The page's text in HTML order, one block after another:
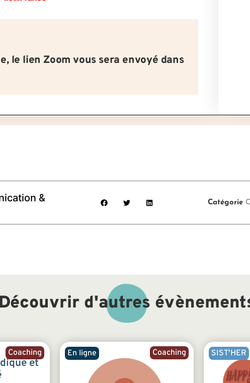
le lien Zoom vous sera envoyé dans
&
Catégorie
Découvrir d'autres
Coaching
et
Coaching
En ligne SIST'HER